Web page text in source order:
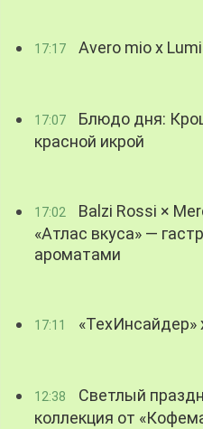
17:17 Avero mio x
17:07
Блюдо дня:
красной икрой
17:02
Balzi Rossi ×
«Атлас вкуса» —
ароматами
17:11 «ТехИнсайдер»
12:38
Светлый
коллекция от